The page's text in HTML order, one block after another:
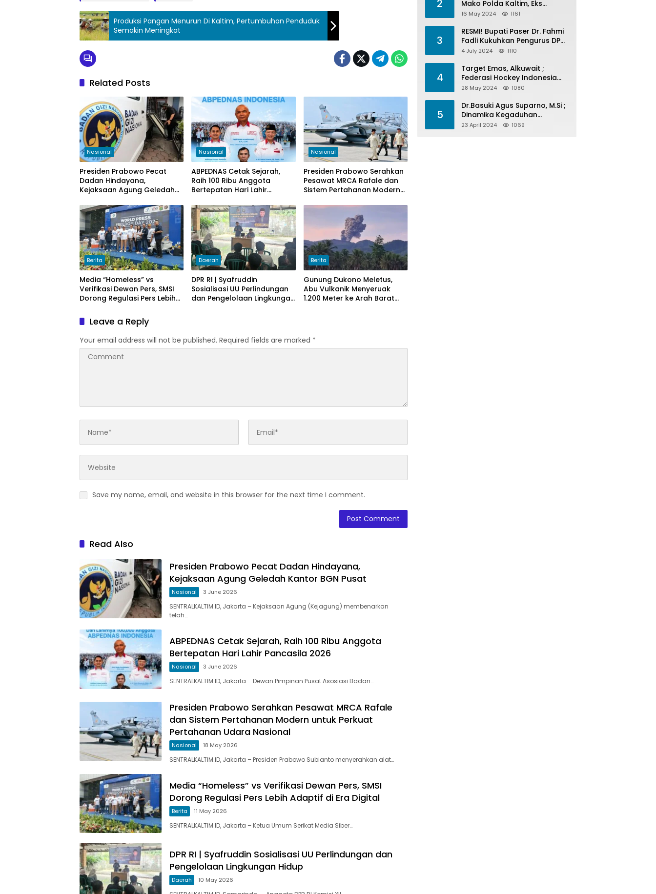
Produksi Pangan Menurun Di Kaltim, Pertumbuhan Penduduk
Semakin Meningkat
Related Posts
Nasional
Presiden Prabowo Pecat
Dadan Hindayana,
Kejaksaan Agung Geledah
Nasional
ABPEDNAS Cetak Sejarah,
Raih 100 Ribu Anggota
Bertepatan Hari Lahir
Nasional
Presiden Prabowo Serahkan
Pesawat MRCA Rafale dan
Sistem Pertahanan Modern
Udara Nasional
Berita
Media “Homeless” vs
Verifikasi Dewan Pers, SMSI
Dorong Regulasi Pers Lebih
Daerah
DPR RI | Syafruddin
Sosialisasi UU Perlindungan
dan Pengelolaan Lingkungan
Berita
Gunung Dukono Meletus,
Abu Vulkanik Menyeruak
1.200 Meter ke Arah Barat
Leave a Reply
Your email address will not be published. Required fields are marked *
Save my name, email, and website in this browser for the next time I comment.
Read Also
Presiden Prabowo Pecat Dadan Hindayana,
Kejaksaan Agung Geledah Kantor BGN Pusat
Nasional 3 June 2026
SENTRALKALTIM.ID, Jakarta – Kejaksaan Agung (Kejagung) membenarkan
telah…
ABPEDNAS Cetak Sejarah, Raih 100 Ribu Anggota
Bertepatan Hari Lahir Pancasila 2026
Nasional 3 June 2026
SENTRALKALTIM.ID, Jakarta – Dewan Pimpinan Pusat Asosiasi Badan…
Presiden Prabowo Serahkan Pesawat MRCA Rafale
dan Sistem Pertahanan Modern untuk Perkuat
Pertahanan Udara Nasional
Nasional 18 May 2026
SENTRALKALTIM.ID, Jakarta – Presiden Prabowo Subianto menyerahkan alat…
Media “Homeless” vs Verifikasi Dewan Pers, SMSI
Dorong Regulasi Pers Lebih Adaptif di Era Digital
Berita 11 May 2026
SENTRALKALTIM.ID, Jakarta – Ketua Umum Serikat Media Siber…
DPR RI | Syafruddin Sosialisasi UU Perlindungan dan
Pengelolaan Lingkungan Hidup
Daerah 10 May 2026
2
Mako Polda Kaltim, Eks
Lubang Tambang Banyak
16 May 2024 1161
3
RESMI! Bupati Paser Dr. Fahmi
Fadli Kukuhkan Pengurus DPP
LAP 2024-2029
4 July 2024 1110
4
Target Emas, Alkuwait ;
Federasi Hockey Indonesia
Kota Balikpapan Siap Menjadi
28 May 2024 1080
5
Dr.Basuki Agus Suparno, M.Si ;
Dinamika Kegaduhan
Komunikasi Politik Jelang
23 April 2024 1069